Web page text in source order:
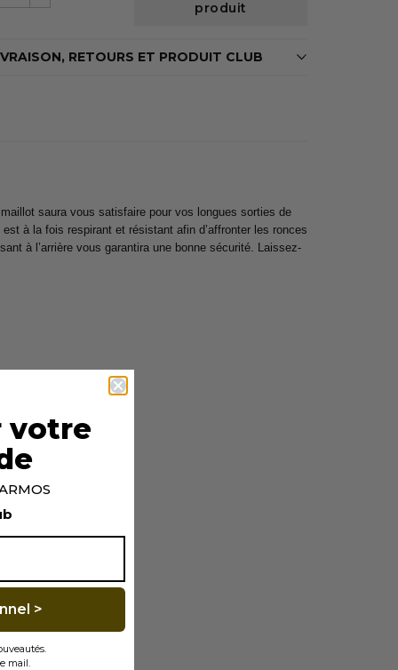
produit
RETOURS ET PRODUIT CLUB
saura vous satisfaire pour vos longues sorties de
à la fois respirant et résistant afin d’affronter les ronces
à l’arrière vous garantira une bonne sécurité. Laissez-
votre
>
mail.